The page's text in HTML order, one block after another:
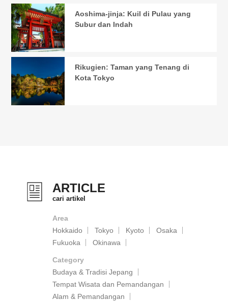
Aoshima-jinja: Kuil di Pulau yang
Subur dan Indah
Rikugien: Taman yang Tenang di
Kota Tokyo
ARTICLE
cari artikel
Area
Hokkaido
Tokyo Kyoto
Osaka
Fukuoka
Okinawa
Category
Budaya & Tradisi Jepang
Tempat Wisata dan Pemandangan
Alam & Pemandangan